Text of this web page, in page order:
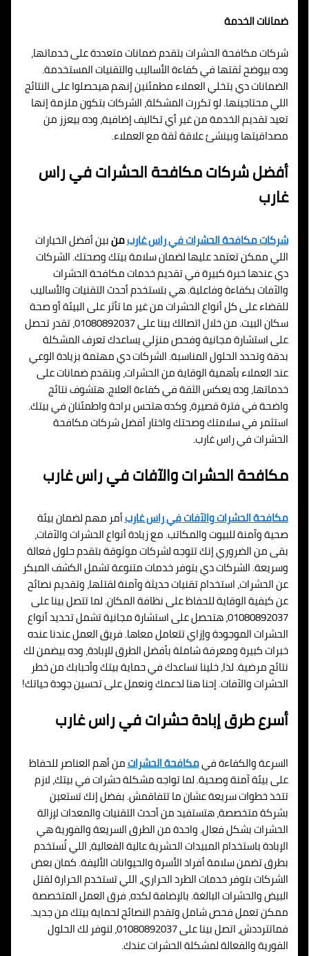
ضمانات الخدمة
شركات مكافحة الحشرات بتقدم ضمانات متعددة على خدماتها،
وده بيوضح ثقتها في كفاءة الأساليب والتقنيات المستخدمة.
الضمانات دي بتخلي العملاء مطمئنين إنهم هيحصلوا على النتائج
اللي محتاجينها. لو تكررت المشكلة، الشركات بتكون ملزمة إنها
تعيد تقديم الخدمة من غير أي تكاليف إضافية، وده بيعزز من
مصداقيتها وبينشئ علاقة ثقة مع العملاء.
أفضل شركات مكافحة الحشرات في راس
غارب
شركات مكافحة الحشرات في راس غاربمنبين أفضل الخيارات
اللي ممكن تعتمد عليها لضمان سلامة بيتك وصحتك. الشركات
دي عندها خبرة كبيرة في تقديم خدمات مكافحة الحشرات
والآفات بكفاءة وفاعلية. هي بتستخدم أحدث التقنيات والأساليب
للقضاء على كل أنواع الحشرات من غير ما تأثر على البيئة أو صحة
سكان البيت. من خلال اتصالك بينا على 01080892037، تقدر تحصل
على استشارة مجانية وفحص منزلي يساعدك تعرف المشكلة
بدقة وتحدد الحلول المناسبة. الشركات دي مهتمة بزيادة الوعي
عند العملاء بأهمية الوقاية من الحشرات، وبتقدم ضمانات على
خدماتها، وده يعكس الثقة في كفاءة العلاج. هتشوف نتائج
واضحة في فترة قصيرة، وكده هتحس براحة واطمئنان في بيتك.
استثمر في سلامتك وصحتك واختار أفضل شركات مكافحة
الحشرات في راس غارب.
مكافحة الحشرات والآفات في راس غارب
مكافحة الحشرات والآفات في راس غاربأمر مهم لضمان بيئة
صحية وآمنة للبيوت والمكاتب. مع زيادة أنواع الحشرات والآفات،
بقى من الضروري إنك تتوجه لشركات موثوقة بتقدم حلول فعالة
وسريعة. الشركات دي بتوفر خدمات متنوعة تشمل الكشف المبكر
عن الحشرات، استخدام تقنيات حديثة وآمنة لقتلها، وتقديم نصائح
عن كيفية الوقاية للحفاظ على نظافة المكان. لما تتصل بينا على
01080892037، هتحصل على استشارة مجانية تشمل تحديد أنواع
الحشرات الموجودة وإزاي تتعامل معاها. فريق العمل عندنا عنده
خبرات كبيرة ومعرفة شاملة بأفضل الطرق للإبادة، وده بيضمن لك
نتائج مرضية. لذا، خلينا نساعدك في حماية بيتك وأحبابك من خطر
الحشرات والآفات. إحنا هنا لدعمك ونعمل على تحسين جودة حياتك!
أسرع طرق إبادة حشرات في راس غارب
السرعة والكفاءة فيمكافحة الحشراتمن أهم العناصر للحفاظ
على بيئة آمنة وصحية. لما تواجه مشكلة حشرات في بيتك، لازم
تتخذ خطوات سريعة عشان ما تتفاقمش. بفضل إنك تستعين
بشركة متخصصة، هتستفيد من أحدث التقنيات والمعدات لإزالة
الحشرات بشكل فعال. واحدة من الطرق السريعة والفورية هي
الإبادة باستخدام المبيدات الحشرية عالية الفعالية، اللي تُستخدم
بطرق تضمن سلامة أفراد الأسرة والحيوانات الأليفة. كمان بعض
الشركات بتوفر خدمات الطرد الحراري، اللي تستخدم الحرارة لقتل
البيض والحشرات البالغة. بالإضافة لكده، فرق العمل المتخصصة
ممكن تعمل فحص شامل وتقدم النصائح لحماية بيتك من جديد.
فماتترددش، اتصل بينا على 01080892037، لنوفر لك الحلول
الفورية والفعالة لمشكلة الحشرات عندك.